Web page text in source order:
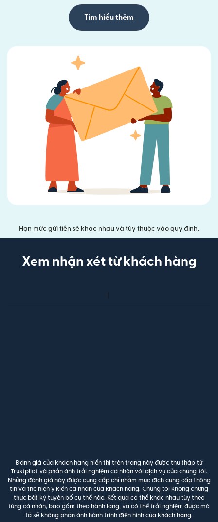
Tìm hiểu thêm
Hạn mức gửi tiền sẽ khác nhau và tùy thuộc vào quy định.
Xem nhận xét từ khách hàng
Đánh giá của khách hàng hiển thị trên trang này được thu thập từ
Trustpilot và phản ánh trải nghiệm cá nhân với dịch vụ của chúng tôi.
Những đánh giá này được cung cấp chỉ nhằm mục đích cung cấp thông
tin và thể hiện ý kiến cá nhân của khách hàng. Chúng tôi không chứng
thực bất kỳ tuyên bố cụ thể nào. Kết quả có thể khác nhau tùy theo
từng cá nhân, bao gồm theo hành lang, và có thể trải nghiệm được mô
tả sẽ không phản ánh hành trình điển hình của khách hàng.